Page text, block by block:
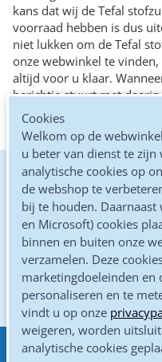
kans dat wij de Tefal
voorraad hebben is dus
niet lukken om de Tefal
onze webwinkel te
altijd voor u klaar.
berichtje stuurt met
zoekt, zullen zij de juiste
opzoeken en deze (na uw
De
Altijd
Gewoon
Eenvoudig betalen
Cookies
Welkom op de
u beter van dienst te
analytische cookies op
de webshop te
bij te houden.
en Microsoft) cookies
binnen en buiten onze
verzamelen. Deze
marketingdoeleinden en
personaliseren en te
vindt u op onze
weigeren, worden
analytische cookies